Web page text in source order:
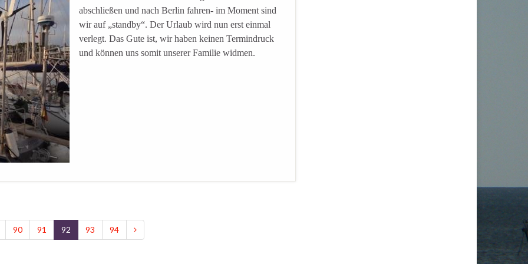
abschließen und nach Berlin fahren- im Moment sind
wir auf „standby“. Der Urlaub wird nun erst einmal
verlegt. Das Gute ist, wir haben keinen Termindruck
und können uns somit unserer Familie widmen.
90 91 92 93 94